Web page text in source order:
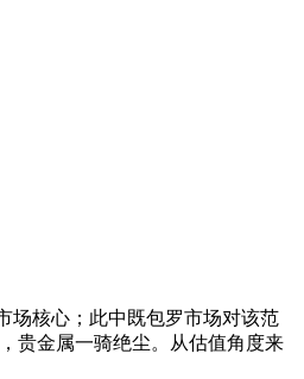
场核心；此中既包罗市场对该范
贵金属一骑绝尘。从估值角度来